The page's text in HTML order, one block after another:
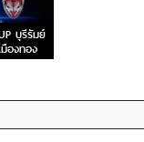
บุรีรัมย์
องทอง
.ค. 58